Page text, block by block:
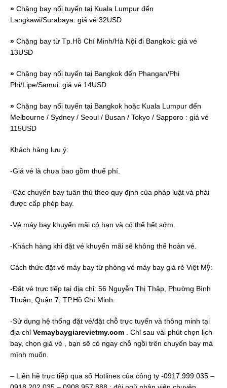
» Chặng bay nối tuyến tại Kuala Lumpur đến
Langkawi/Surabaya: giá vé 32USD
» Chặng bay từ Tp.Hồ Chí Minh/Hà Nội đi Bangkok: giá vé
13USD
» Chặng bay nối tuyến tại Bangkok đến Phangan/Phi
Phi/Lipe/Samui: giá vé 14USD
» Chặng bay nối tuyến tại Bangkok hoặc Kuala Lumpur đến
Melbourne / Sydney / Seoul / Busan / Tokyo / Sapporo : giá vé
115USD
Khách hàng lưu ý:
-Giá vé là chưa bao gồm thuế phí.
-Các chuyến bay tuân thủ theo quy định của pháp luật và phải
được cấp phép bay.
-Vé máy bay khuyến mãi có hạn và có thể hết sớm.
-Khách hàng khi đặt vé khuyến mãi sẽ không thể hoàn vé.
Cách thức đặt vé máy bay từ phòng vé máy bay giá rẻ Việt Mỹ:
-Đặt vé trực tiếp tại địa chỉ: 56 Nguyễn Thị Thập, Phường Bình
Thuận, Quận 7, TP.Hồ Chí Minh.
-Sử dụng hệ thống đặt vé/đặt chỗ trực tuyến và thông minh tại
địa chỉ Vemaybaygiarevietmy.com . Chỉ sau vài phút chọn lịch
bay, chọn giá vé , bạn sẽ có ngay chỗ ngồi trên chuyến bay mà
mình muốn.
– Liên hệ trực tiếp qua số Hotlines của công ty -0917.999.035 –